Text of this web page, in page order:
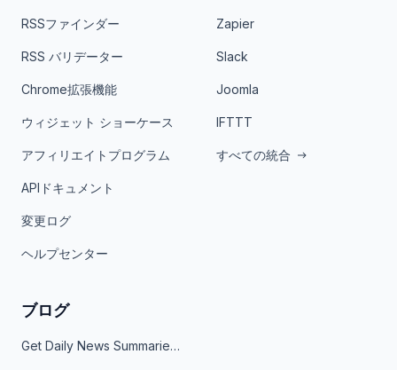
RSSファインダー
RSS バリデーター
Chrome拡張機能
ウィジェット ショーケース
アフィリエイトプログラム
APIドキュメント
変更ログ
ヘルプセンター
Zapier
Slack
Joomla
IFTTT
すべての統合
ブログ
Get Daily News Summaries About Any Topic in Telegram, Discord, Slack, and Email